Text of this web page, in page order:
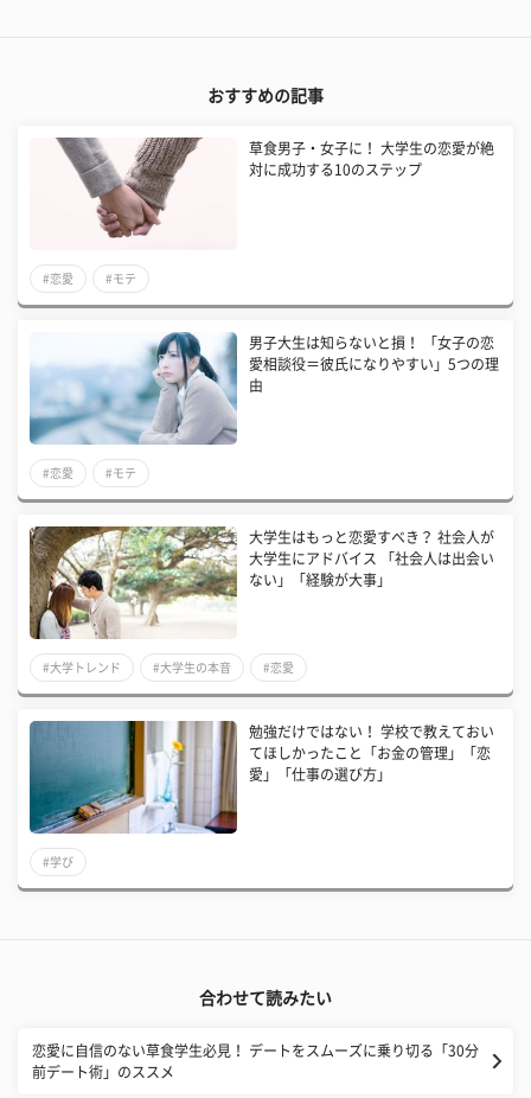
おすすめの記事
草食男子・女子に！ 大学生の恋愛が絶
対に成功する10のステップ
#恋愛 #モテ
男子大生は知らないと損！ 「女子の恋
愛相談役＝彼氏になりやすい」5つの理
由
#恋愛 #モテ
大学生はもっと恋愛すべき？ 社会人が
大学生にアドバイス 「社会人は出会い
ない」「経験が大事」
#大学トレンド #大学生の本音 #恋愛
勉強だけではない！ 学校で教えておい
てほしかったこと「お金の管理」「恋
愛」「仕事の選び方」
#学び
合わせて読みたい
恋愛に自信のない草食学生必見！ デートをスムーズに乗り切る「30分
前デート術」のススメ